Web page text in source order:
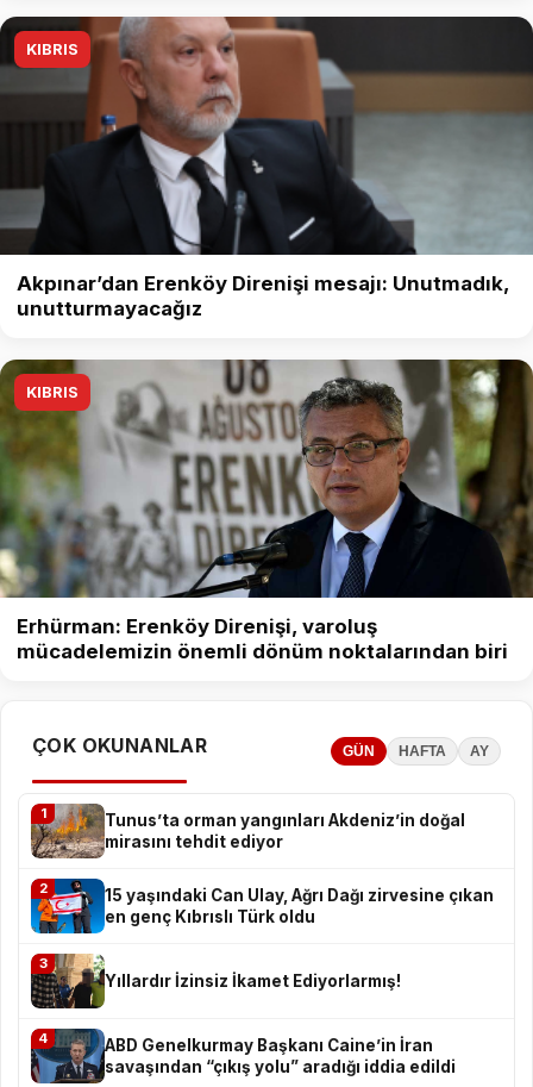
KIBRIS
Akpınar’dan Erenköy Direnişi mesajı: Unutmadık,
unutturmayacağız
KIBRIS
Erhürman: Erenköy Direnişi, varoluş
mücadelemizin önemli dönüm noktalarından biri
ÇOK OKUNANLAR GÜN HAFTA AY
1
Tunus’ta orman yangınları Akdeniz’in doğal
mirasını tehdit ediyor
2
15 yaşındaki Can Ulay, Ağrı Dağı zirvesine çıkan
en genç Kıbrıslı Türk oldu
3
Yıllardır İzinsiz İkamet Ediyorlarmış!
4
ABD Genelkurmay Başkanı Caine’in İran
savaşından “çıkış yolu” aradığı iddia edildi